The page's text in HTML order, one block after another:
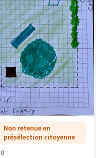
Non retenue en
présélection citoyenne
0